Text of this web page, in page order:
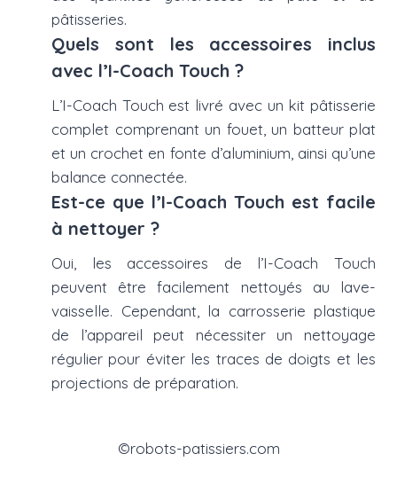
pâtisseries.
Quels sont les accessoires inclus
avec l’I-Coach Touch ?
L’I-Coach Touch est livré avec un kit pâtisserie
complet comprenant un fouet, un batteur plat
et un crochet en fonte d’aluminium, ainsi qu’une
balance connectée.
Est-ce que l’I-Coach Touch est facile
à nettoyer ?
Oui, les accessoires de l’I-Coach Touch
peuvent être facilement nettoyés au lave-
vaisselle. Cependant, la carrosserie plastique
de l’appareil peut nécessiter un nettoyage
régulier pour éviter les traces de doigts et les
projections de préparation.
©robots-patissiers.com